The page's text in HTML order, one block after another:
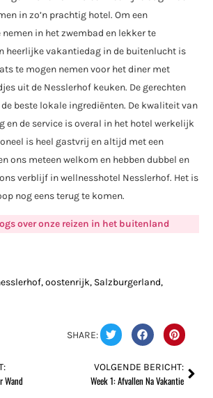
in zo’n prachtig hotel. Om een
in het zwembad en lekker te
heerlijke vakantiedag in de buitenlucht is
te mogen nemen voor het diner met
uit de Nesslerhof keuken. De gerechten
beste lokale ingrediënten. De kwaliteit van
en de service is overal in het hotel werkelijk
is heel gastvrij en altijd met een
ons meteen welkom en hebben dubbel en
verblijf in wellnesshotel Nesslerhof. Het is
nog eens terug te komen.
over onze reizen in het buitenland
,oostenrijk, Salzburgerland,
SHARE:
Wand
VOLGENDE BERICHT:
Week 1: Afvallen Na Vakantie